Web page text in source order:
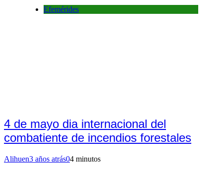
Efemérides
4 de mayo dia internacional del
combatiente de incendios forestales
Alihuen3 años atrás04 minutos